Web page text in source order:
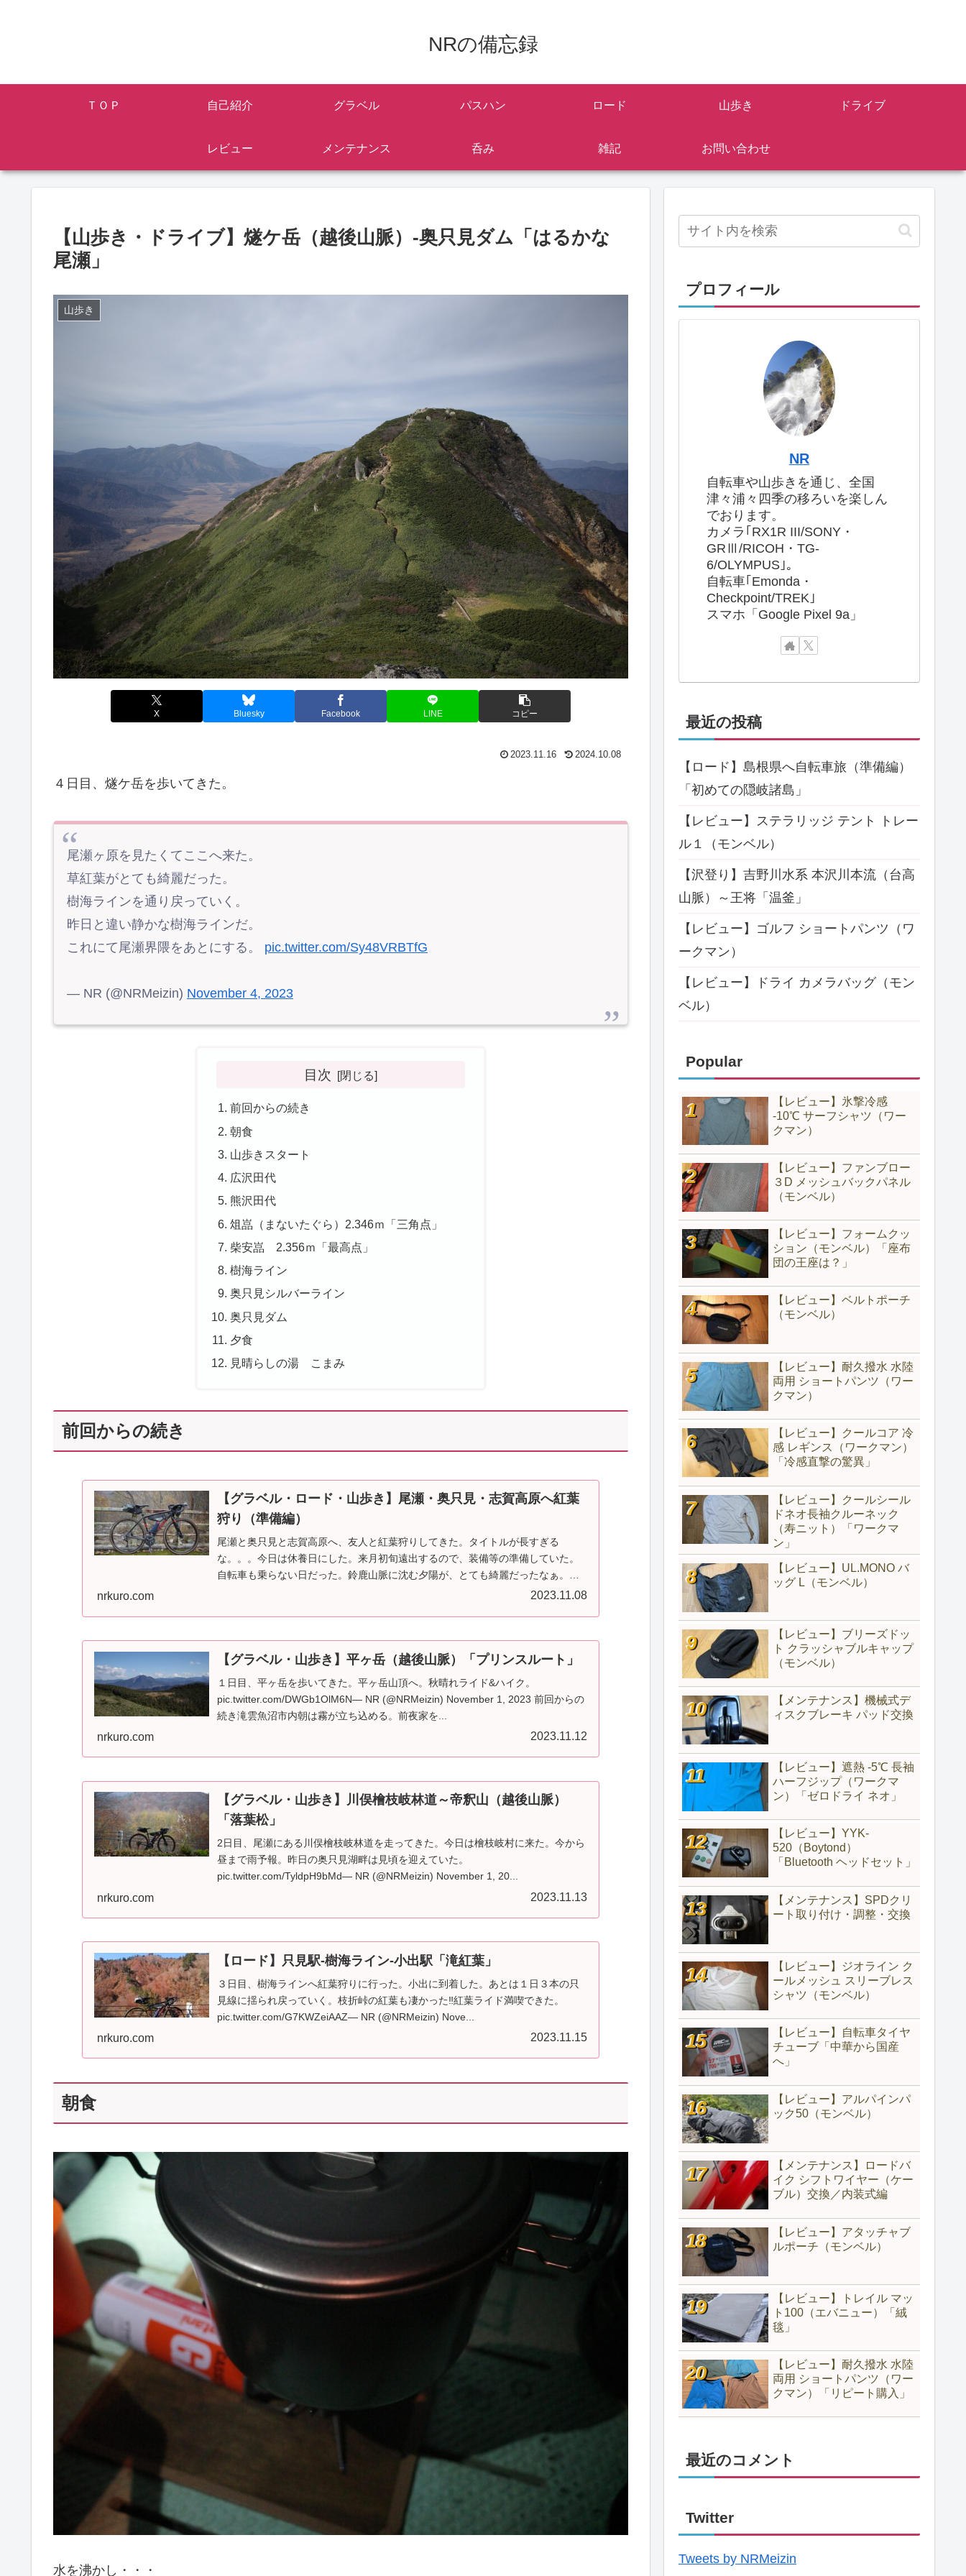
NRの備忘録
ＴＯＰ 自己紹介 グラベル パスハン ロード 山歩き ドライブ
レビュー メンテナンス 呑み 雑記 お問い合わせ
【山歩き・ドライブ】燧ケ岳（越後山脈）-奥只見ダム「はるかな
尾瀬」
山歩き
X Bluesky Facebook LINE コピー
2023.11.16 2024.10.08
４日目、燧ケ岳を歩いてきた。
尾瀬ヶ原を見たくてここへ来た。
草紅葉がとても綺麗だった。
樹海ラインを通り戻っていく。
昨日と違い静かな樹海ラインだ。
これにて尾瀬界隈をあとにする。 pic.twitter.com/Sy48VRBTfG
— NR (@NRMeizin) November 4, 2023
目次
前回からの続き
朝食
山歩きスタート
広沢田代
熊沢田代
俎嵓（まないたぐら）2.346ｍ「三角点」
柴安嵓 2.356ｍ「最高点」
樹海ライン
奥只見シルバーライン
奥只見ダム
夕食
見晴らしの湯 こまみ
前回からの続き
【グラベル・ロード・山歩き】尾瀬・奥只見・志賀高原へ紅葉
狩り（準備編）
尾瀬と奥只見と志賀高原へ、友人と紅葉狩りしてきた。タイトルが長すぎる
な。。。今日は休養日にした。来月初旬遠出するので、装備等の準備していた。
自転車も乗らない日だった。鈴鹿山脈に沈む夕陽が、とても綺麗だったなぁ。
nrkuro.com 2023.11.08
【グラベル・山歩き】平ヶ岳（越後山脈）「プリンスルート」
１日目、平ヶ岳を歩いてきた。平ヶ岳山頂へ。秋晴れライド&ハイク。
pic.twitter.com/DWGb1OlM6N— NR (@NRMeizin) November 1, 2023 前回からの
続き滝雲魚沼市内朝は霧が立ち込める。前夜家を...
nrkuro.com 2023.11.12
【グラベル・山歩き】川俣檜枝岐林道～帝釈山（越後山脈）
「落葉松」
2日目、尾瀬にある川俣檜枝岐林道を走ってきた。今日は檜枝岐村に来た。今から
昼まで雨予報。昨日の奥只見湖畔は見頃を迎えていた。
pic.twitter.com/TyldpH9bMd— NR (@NRMeizin) November 1, 20...
nrkuro.com 2023.11.13
【ロード】只見駅-樹海ライン-小出駅「滝紅葉」
３日目、樹海ラインへ紅葉狩りに行った。小出に到着した。あとは１日３本の只
見線に揺られ戻っていく。枝折峠の紅葉も凄かった‼️紅葉ライド満喫できた。
pic.twitter.com/G7KWZeiAAZ— NR (@NRMeizin) Nove...
nrkuro.com 2023.11.15
朝食
水を沸かし・・・
プロフィール
NR
自転車や山歩きを通じ、全国
津々浦々四季の移ろいを楽しん
でおります。
カメラ｢RX1R III/SONY・
GRⅢ/RICOH・TG-
6/OLYMPUS｣。
自転車｢Emonda・
Checkpoint/TREK｣
スマホ「Google Pixel 9a」
最近の投稿
【ロード】島根県へ自転車旅（準備編）
「初めての隠岐諸島」
【レビュー】ステラリッジ テント トレー
ル１（モンベル）
【沢登り】吉野川水系 本沢川本流（台高
山脈）～王将「温釜」
【レビュー】ゴルフ ショートパンツ（ワ
ークマン）
【レビュー】ドライ カメラバッグ（モン
ベル）
Popular
【レビュー】氷撃冷感
-10℃ サーフシャツ（ワー
クマン）
【レビュー】ファンブロー
３D メッシュバックパネル
（モンベル）
【レビュー】フォームクッ
ション（モンベル）「座布
団の王座は？」
【レビュー】ベルトポーチ
（モンベル）
【レビュー】耐久撥水 水陸
両用 ショートパンツ（ワー
クマン）
【レビュー】クールコア 冷
感 レギンス（ワークマン）
「冷感直撃の驚異」
【レビュー】クールシール
ドネオ長袖クルーネック
（寿ニット）「ワークマ
ン」
【レビュー】UL.MONO バ
ッグ L（モンベル）
【レビュー】ブリーズドッ
ト クラッシャブルキャップ
（モンベル）
【メンテナンス】機械式デ
ィスクブレーキ パッド交換
【レビュー】遮熱 -5℃ 長袖
ハーフジップ（ワークマ
ン）「ゼロドライ ネオ」
【レビュー】YYK-
520（‎Boytond）
「Bluetooth ヘッドセット」
【メンテナンス】SPDクリ
ート取り付け・調整・交換
【レビュー】ジオライン ク
ールメッシュ スリーブレス
シャツ（モンベル）
【レビュー】自転車タイヤ
チューブ「中華から国産
へ」
【レビュー】アルパインパ
ック50（モンベル）
【メンテナンス】ロードバ
イク シフトワイヤー（ケー
ブル）交換／内装式編
【レビュー】アタッチャブ
ルポーチ（モンベル）
【レビュー】トレイル マッ
ト100（エバニュー）「絨
毯」
【レビュー】耐久撥水 水陸
両用 ショートパンツ（ワー
クマン）「リピート購入」
最近のコメント
Twitter
Tweets by NRMeizin